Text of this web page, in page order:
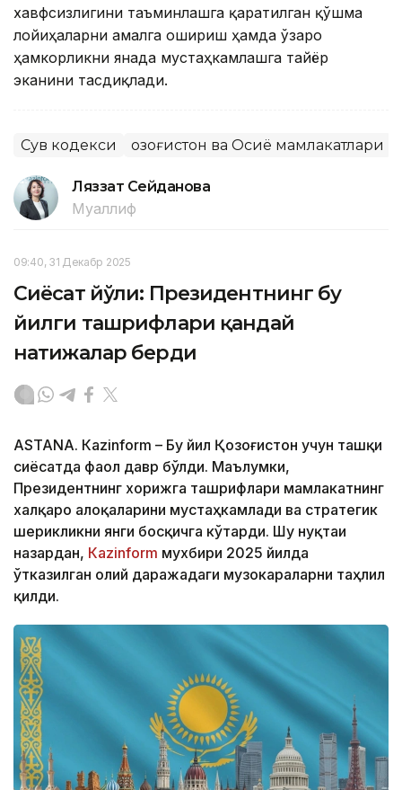
хавфсизлигини таъминлашга қаратилган қўшма
лойиҳаларни амалга ошириш ҳамда ўзаро
ҳамкорликни янада мустаҳкамлашга тайёр
эканини тасдиқлади.
Сув кодекси Қозоғистон ва Осиё мамлакатлари
Ляззат Сейданова
Муаллиф
09:40, 31 Декабр 2025
Сиёсат йўли: Президентнинг бу
йилги ташрифлари қандай
натижалар берди
ASTANA. Кazinform – Бу йил Қозоғистон учун ташқи
сиёсатда фаол давр бўлди. Маълумки,
Президентнинг хорижга ташрифлари мамлакатнинг
халқаро алоқаларини мустаҳкамлади ва стратегик
шерикликни янги босқичга кўтарди. Шу нуқтаи
назардан, Каzinform мухбири 2025 йилда
ўтказилган олий даражадаги музокараларни таҳлил
қилди.